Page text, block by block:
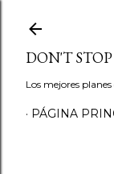
DON'T
Los mejores
PÁGINA